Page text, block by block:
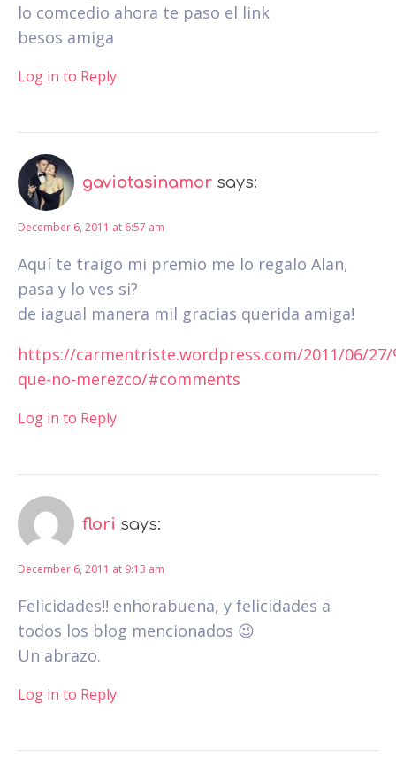
lo comcedio ahora te paso el link
besos amiga
Log in to Reply
gaviotasinamor says:
December 6, 2011 at 6:57 am
Aquí te traigo mi premio me lo regalo Alan,
pasa y lo ves si?
de iagual manera mil gracias querida amiga!
https://carmentriste.wordpress.com/2011/06/27/
que-no-merezco/#comments
Log in to Reply
flori says:
December 6, 2011 at 9:13 am
Felicidades!! enhorabuena, y felicidades a
todos los blog mencionados 😉
Un abrazo.
Log in to Reply